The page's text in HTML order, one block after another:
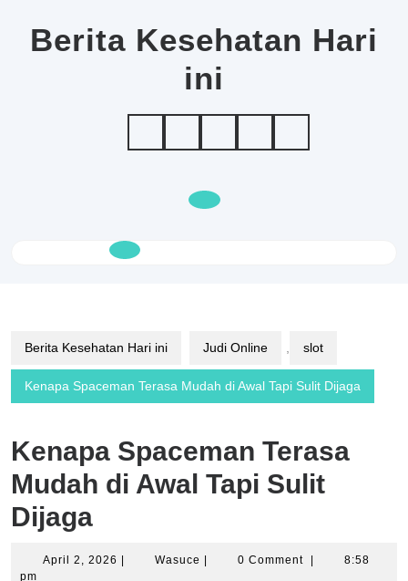
contentBerita Kesehatan Hari
ini
Open
Berita Kesehatan Hari ini Judi Online slot
Kenapa Spaceman Terasa Mudah di Awal Tapi Sulit Dijaga
Kenapa Spaceman Terasa
Mudah di Awal Tapi Sulit
Dijaga
April 2, 2026 April
Wasuce Wasuce0 Comment
8:58
pm